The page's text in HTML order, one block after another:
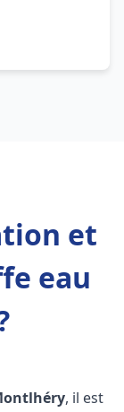
et
eau
, il est